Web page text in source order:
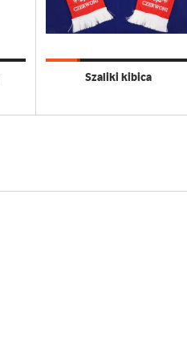
Szaliki kibica